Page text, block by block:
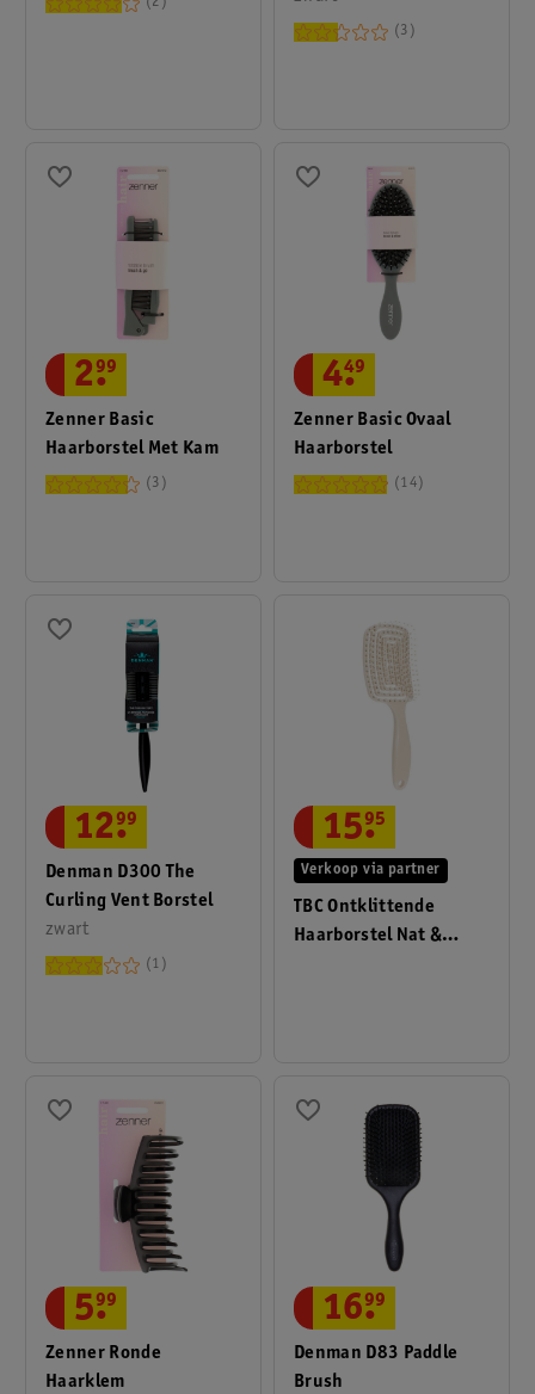
3
Zenner Basic
Haarborstel Met Kam
2.
99
3
Zenner Basic Ovaal
Haarborstel
4.
49
14
Denman D300 The
Curling Vent Borstel
zwart
12.
99
1
TBC Ontklittende
Haarborstel Nat &
Verkoop via partner
15.
95
Zenner Ronde
Haarklem
5.
99
Denman D83 Paddle
Brush
16.
99